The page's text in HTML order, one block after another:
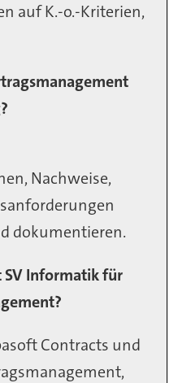
auf K.-o.-Kriterien,
Nachweise,
dokumentieren.
SV Informatik für
Contracts und